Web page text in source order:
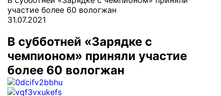
участие более 60 вологжан
31.07.2021
В субботней «Зарядке с
чемпионом» приняли участие
более 60 вологжан